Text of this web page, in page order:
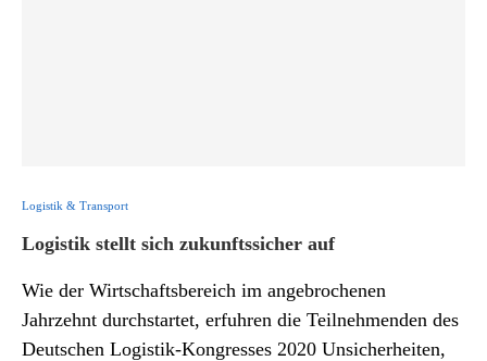
Logistik & Transport
Logistik stellt sich zukunftssicher auf
Wie der Wirtschaftsbereich im angebrochenen
Jahrzehnt durchstartet, erfuhren die Teilnehmenden des
Deutschen Logistik-Kongresses 2020 Unsicherheiten,